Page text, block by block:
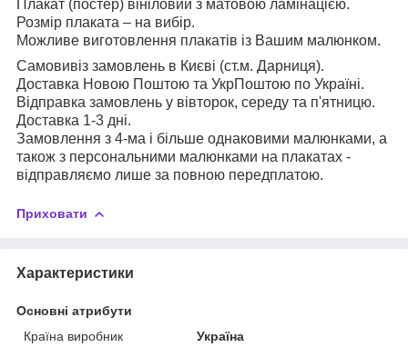
Плакат (постер) вініловий з матовою ламінацією.
Розмір плаката – на вибір.
Можливе виготовлення плакатів із Вашим малюнком.
Самовивіз замовлень в Києві (ст.м. Дарниця).
Доставка Новою Поштою та УкрПоштою по Україні.
Відправка замовлень у вівторок, середу та п'ятницю.
Доставка 1-3 дні.
Замовлення з 4-ма і більше однаковими малюнками, а
також з персональними малюнками на плакатах -
відправляємо лише за повною передплатою.
Приховати
Характеристики
Основні атрибути
Країна виробник
Україна